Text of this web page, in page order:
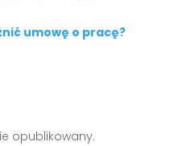
umowę o pracę?
opublikowany.